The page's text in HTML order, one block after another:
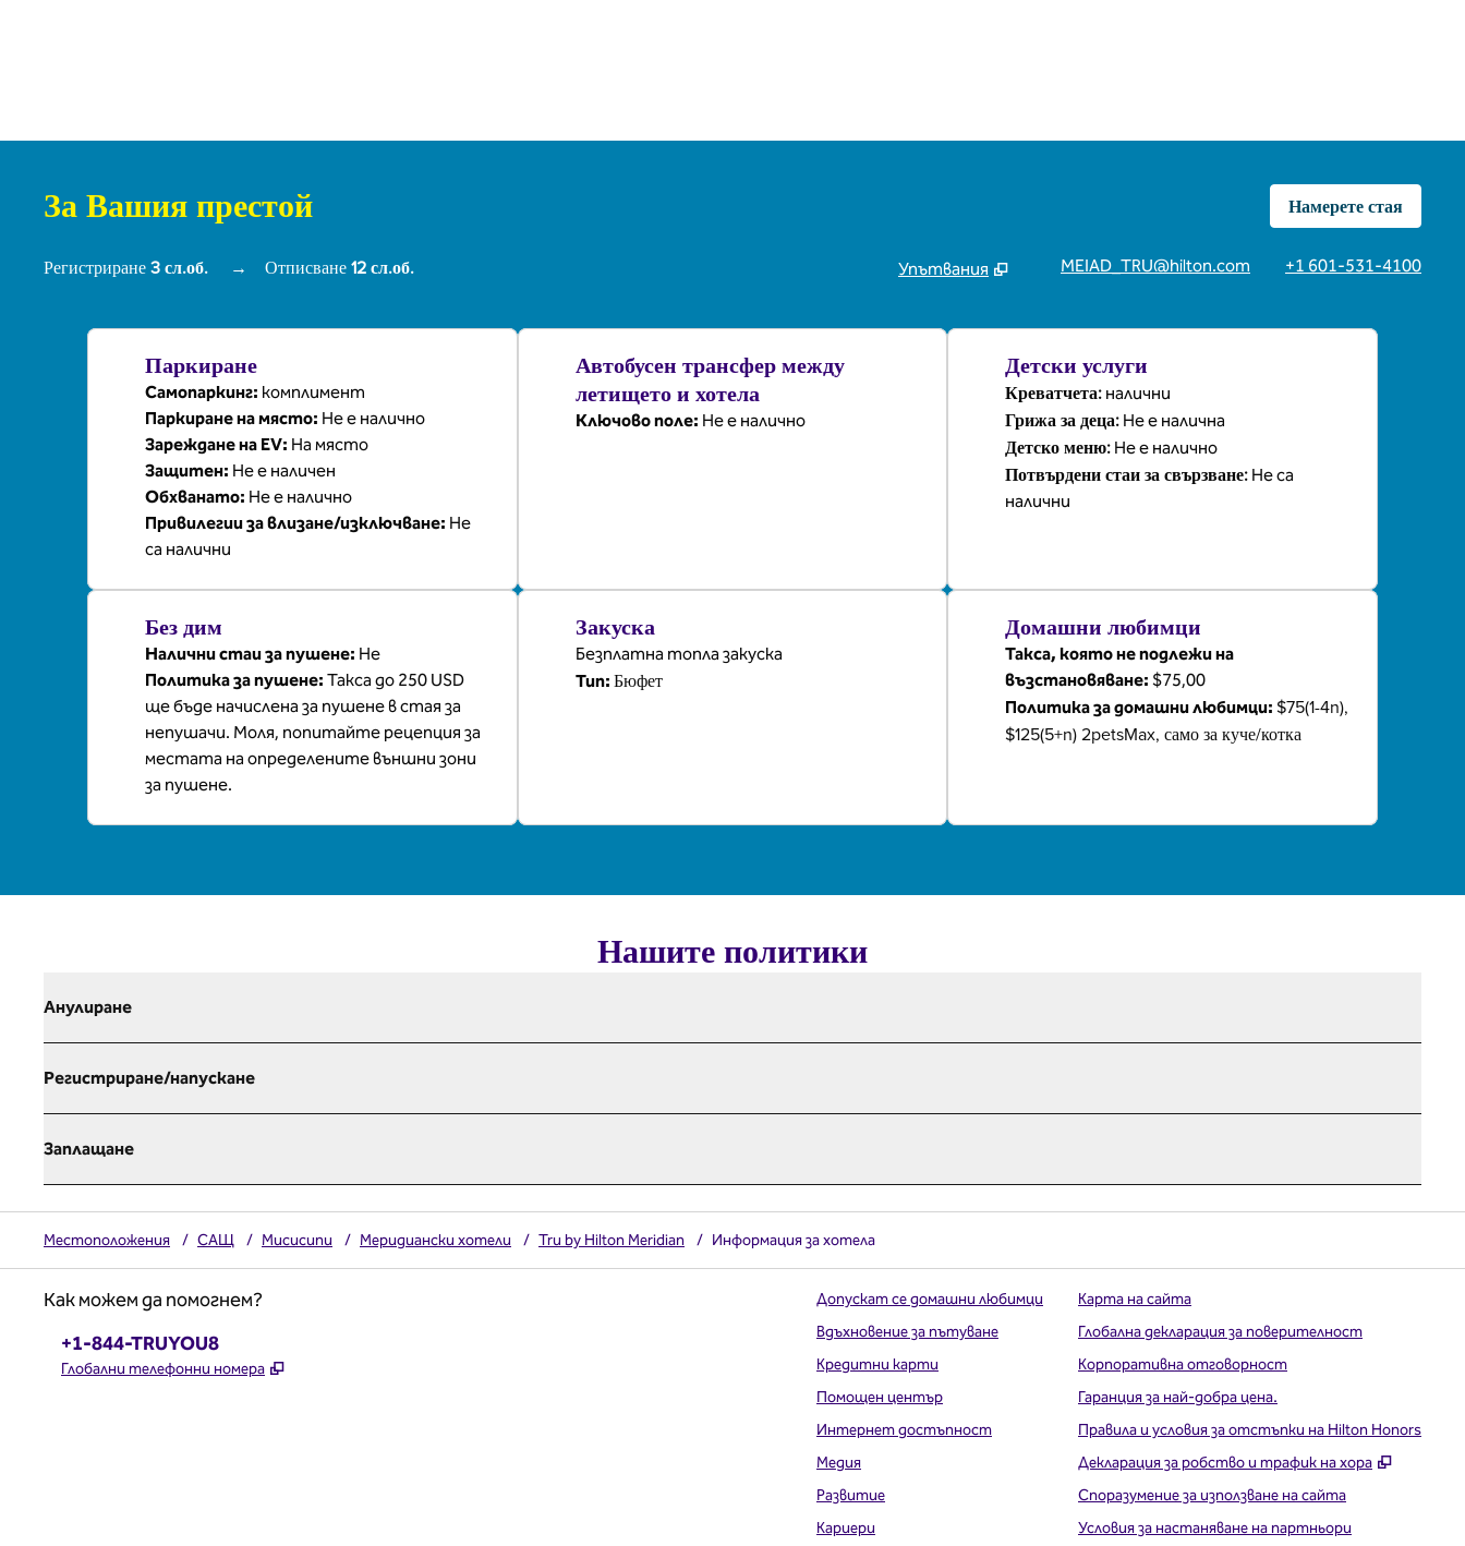
За Вашия престой Намерете стая
Регистриране3 сл.об. → Отписване12 сл.об.
Упътвания
MEIAD_TRU@hilton.com +1 601-531-4100
Паркиране
Самопаркинг: комплимент
Паркиране на място: Не е налично
Зареждане на EV: На място
Защитен: Не е наличен
Обхванато: Не е налично
Привилегии за влизане/изключване: Не
са налични
Автобусен трансфер между
летището и хотела
Ключово поле: Не е налично
Детски услуги
Креватчета: налични
Грижа за деца: Не е налична
Детско меню: Не е налично
Потвърдени стаи за свързване: Не са
налични
Без дим
Налични стаи за пушене: Не
Политика за пушене: Такса до 250 USD
ще бъде начислена за пушене в стая за
непушачи. Моля, попитайте рецепция за
местата на определените външни зони
за пушене.
Закуска
Безплатна топла закуска
Тип: Бюфет
Домашни любимци
Такса, която не подлежи на
възстановяване: $75,00
Политика за домашни любимци: $75(1-4n),
$125(5+n) 2petsMax, само за куче/котка
Нашите политики
Анулиране
Регистриране/напускане
Заплащане
Местоположения / САЩ / Мисисипи / Меридиански хотели / Tru by Hilton Meridian / Информация за хотела
Как можем да помогнем?
Телефон:
+1-844-TRUYOU8
Глобални телефонни номера ,
Допускат се домашни любимци
Вдъхновение за пътуване
Кредитни карти
Помощен център
Интернет достъпност
Медия
Развитие
Кариери
Карта на сайта
Глобална декларация за поверителност
Корпоративна отговорност
Гаранция за най-добра цена.
Правила и условия за отстъпки на Hilton Honors
Декларация за робство и трафик на хора
,
Споразумение за използване на сайта
Условия за настаняване на партньори